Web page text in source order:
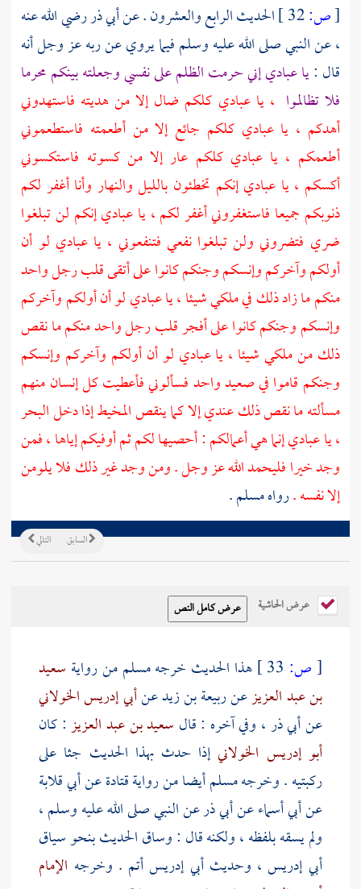
[ص: الحديث الرابع والعشرون . عنأبي ذررضي الله عنه
، عن النبي صلى الله عليه وسلم فيما يروي عن ربه عز وجل أنه
قال :يا عبادي إني حرمت الظلم على نفسي وجعلته بينكم محرما
فلا تظالموا ، يا عبادي كلكم ضال إلا من هديته فاستهدوني
أهدكم ، يا عبادي كلكم جائع إلا من أطعمته فاستطعموني
أطعمكم ، يا عبادي كلكم عار إلا من كسوته فاستكسوني
أكسكم ، يا عبادي إنكم تخطئون بالليل والنهار وأنا أغفر لكم
ذنوبكم جميعا فاستغفروني أغفر لكم ، يا عبادي إنكم لن تبلغوا
ضري فتضروني ولن تبلغوا نفعي فتنفعوني ، يا عبادي لو أن
أولكم وآخركم وإنسكم وجنكم كانوا على أتقى قلب رجل واحد
منكم ما زاد ذلك في ملكي شيئا ، يا عبادي لو أن أولكم وآخركم
وإنسكم وجنكم كانوا على أفجر قلب رجل واحد منكم ما نقص
ذلك من ملكي شيئا ، يا عبادي لو أن أولكم وآخركم وإنسكم
وجنكم قاموا في صعيد واحد فسألوني فأعطيت كل إنسان منهم
مسألته ما نقص ذلك عندي إلا كما ينقص المخيط إذا دخل البحر
، يا عبادي إنما هي أعمالكم : أحصيها لكم ثم أوفيكم إياها ، فمن
وجد خيرا فليحمد الله عز وجل . ومن وجد غير ذلك فلا يلومن
إلا نفسه .رواهمسلم.
التالي السابق
عرض الحاشية
[ص: هذا الحديث خرجهمسلممن رواية سعيد
بن عبد العزيزعنربيعة بن زيدعنأبي إدريس الخولاني
عنأبي ذر، وفي آخره : قال سعيد بن عبد العزيز: كان
أبو إدريس الخولانيإذا حدث بهذا الحديث جثا على
ركبتيه . وخرجهمسلمأيضا من روايةقتادةعنأبي قلابة
عنأبي أسماءعنأبي ذرعن النبي صلى الله عليه وسلم ،
ولم يسقه بلفظه ، ولكنه قال : وساق الحديث بنحو سياق
أبي إدريس ، وحديثأبي إدريسأتم . وخرجه الإمام